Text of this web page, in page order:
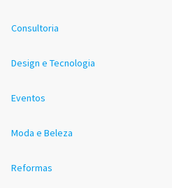
Consultoria
Design e Tecnologia
Eventos
Moda e Beleza
Reformas